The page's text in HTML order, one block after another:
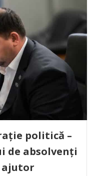
politică –
de absolvenți
ajutor